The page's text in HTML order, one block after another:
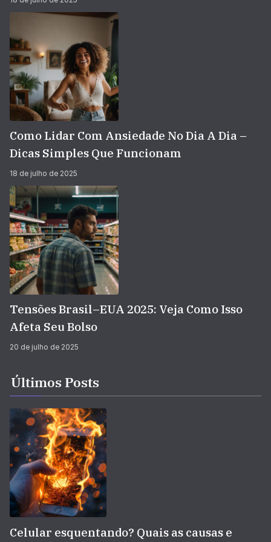
Como Lidar Com Ansiedade No Dia A Dia –
Dicas Simples Que Funcionam
18 de julho de 2025
Tensões Brasil–EUA 2025: Veja Como Isso
Afeta Seu Bolso
20 de julho de 2025
Últimos Posts
Celular esquentando? Quais as causas e